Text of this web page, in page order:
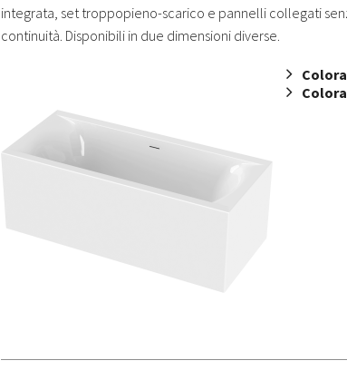
integrata, set troppopieno-scarico e pannelli collegati
continuità. Disponibili in due dimensioni diverse.